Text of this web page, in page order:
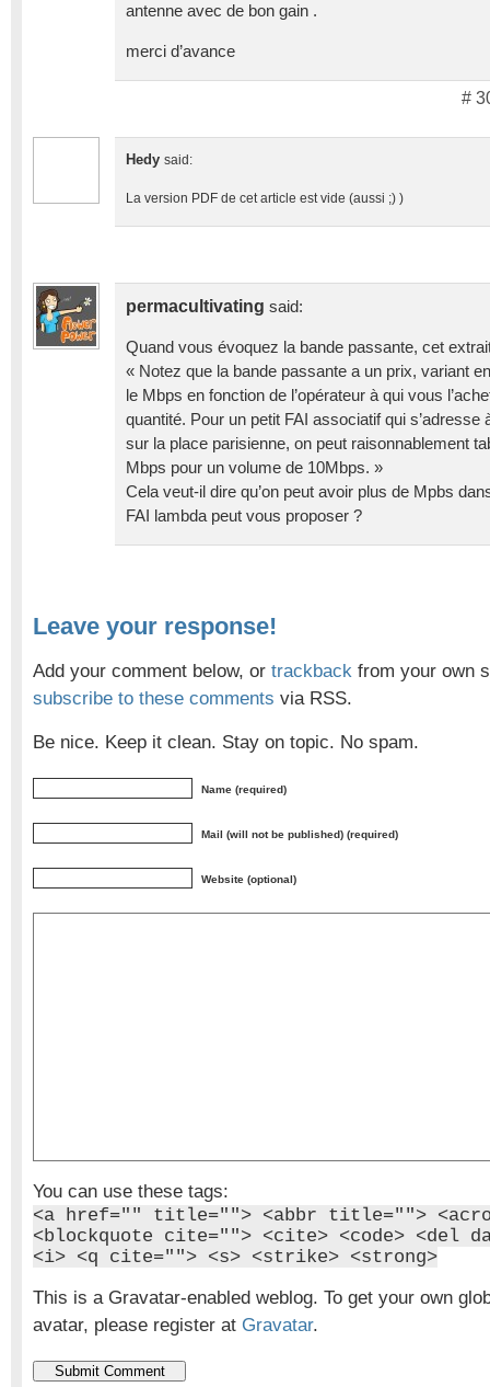
antenne avec de bon gain .
merci d’avance
#
Hedy said:
La version PDF de cet article est vide (aussi ;) )
permacultivating said:
Quand vous évoquez la bande passante, cet
« Notez que la bande passante a un prix, variant
le Mbps en fonction de l’opérateur à qui vous
quantité. Pour un petit FAI associatif qui s’adresse
sur la place parisienne, on peut raisonnablement
Mbps pour un volume de 10Mbps. »
Cela veut-il dire qu’on peut avoir plus de Mpbs
FAI lambda peut vous proposer ?
Leave your response!
Add your comment below, or trackback from your own
subscribe to these comments via RSS.
Be nice. Keep it clean. Stay on topic. No spam.
Name (required)
Mail (will not be published) (required)
Website (optional)
You can use these tags:
<a href="" title=""> <abbr title="">
<blockquote cite=""> <cite> <code> <del
<i> <q cite=""> <s> <strike> <strong>
This is a Gravatar-enabled weblog. To get your own
avatar, please register at Gravatar.